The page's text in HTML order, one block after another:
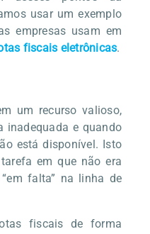
usar um exemplo
empresas usam em
fiscais eletrônicas.
um recurso valioso,
inadequada e quando
está disponível. Isto
em que não era
falta” na linha de
fiscais de forma